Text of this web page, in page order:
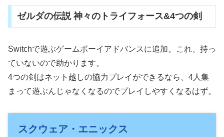
ゼルダの伝説 神々のトライフォース&4つの剣
Switchで遊ぶゲームボーイアドバンスに追加。これ、持っ
ていないので助かります。
4つの剣はネット越しの協力プレイができるなら、4人集
まって遊ぶんじゃなくなるのでプレイしやすくなるはず。
スクウェア・エニックス